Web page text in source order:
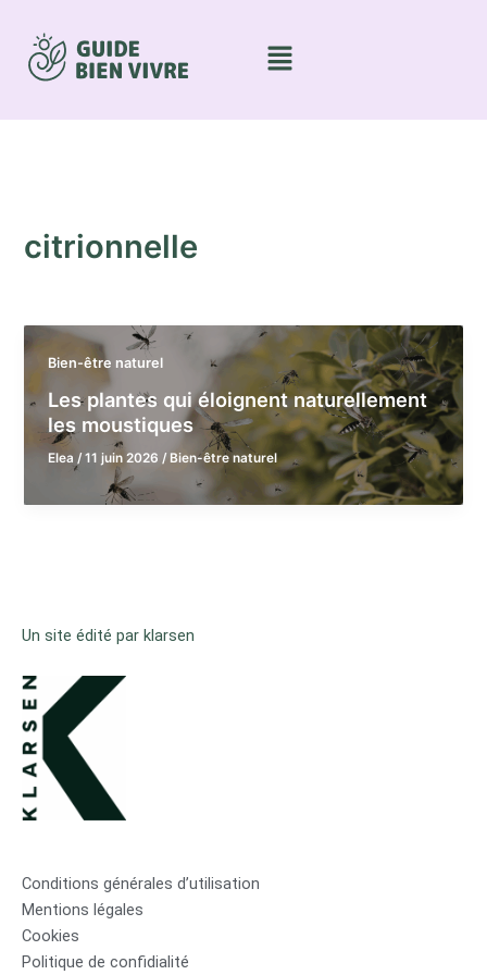
contenu
Menu
citrionnelle
Bien-être naturel
Les plantes qui éloignent naturellement
les moustiques
Elea/11 juin 2026/ Bien-être naturel
Un site édité par klarsen
Conditions générales d’utilisation
Mentions légales
Cookies
Politique de confidialité